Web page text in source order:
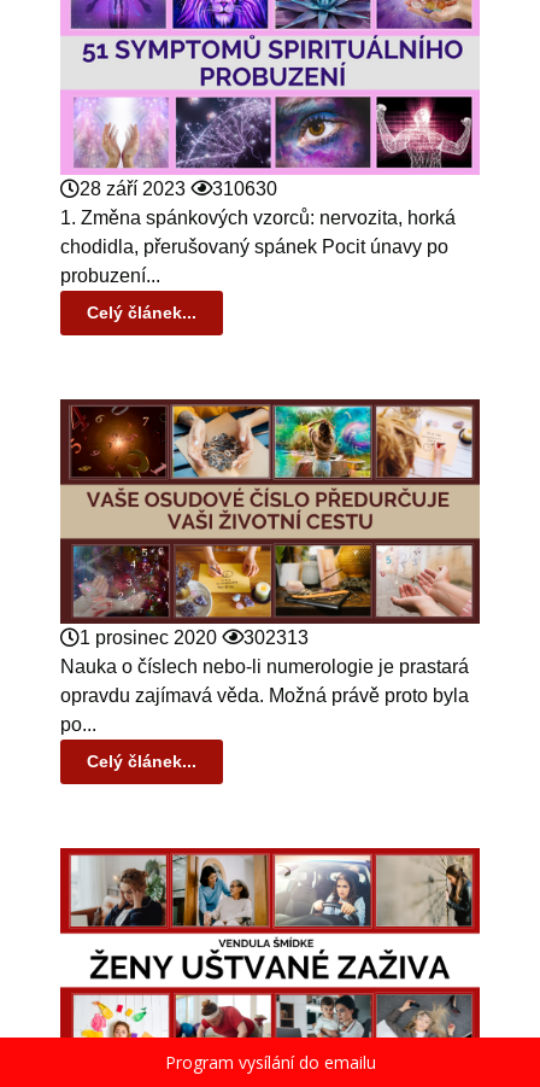
28 září 2023
310630
1. Změna spánkových vzorců: nervozita, horká
chodidla, přerušovaný spánek Pocit únavy po
probuzení...
Celý článek...
1 prosinec 2020
302313
Nauka o číslech nebo-li numerologie je prastará
opravdu zajímavá věda. Možná právě proto byla
po...
Celý článek...
Program vysílání do emailu